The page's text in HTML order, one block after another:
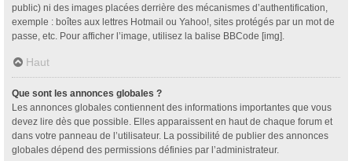
public) ni des images placées derrière des mécanismes d’authentification,
exemple : boîtes aux lettres Hotmail ou Yahoo!, sites protégés par un mot de
passe, etc. Pour afficher l’image, utilisez la balise BBCode [img].
Haut
Que sont les annonces globales ?
Les annonces globales contiennent des informations importantes que vous
devez lire dès que possible. Elles apparaissent en haut de chaque forum et
dans votre panneau de l’utilisateur. La possibilité de publier des annonces
globales dépend des permissions définies par l’administrateur.